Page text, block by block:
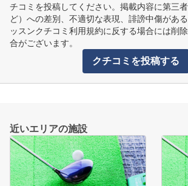
チコミを投稿してください。掲載内容に第三
ど）への差別、不適切な表現、誹謗中傷があ
ッスンクチコミ利用規約に反する場合には削
合がございます。
クチコミを投稿する
近いエリアの施設